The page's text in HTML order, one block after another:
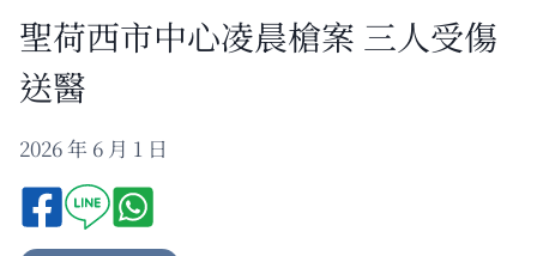
聖荷西市中心凌晨槍案 三人受傷
送醫
2026 年 6 月 1 日